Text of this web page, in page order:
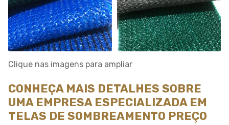
Clique nas imagens para ampliar
CONHEÇA MAIS DETALHES SOBRE
UMA EMPRESA ESPECIALIZADA EM
TELAS DE SOMBREAMENTO PREÇO